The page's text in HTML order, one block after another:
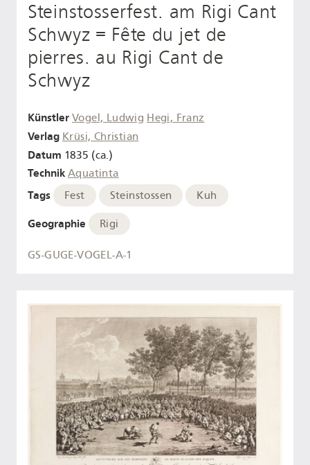
Steinstosserfest. am Rigi Cant
Schwyz = Fête du jet de
pierres. au Rigi Cant de
Schwyz
Künstler Vogel, Ludwig Hegi, Franz
Verlag Krüsi, Christian
Datum 1835 (ca.)
Technik Aquatinta
Tags Fest Steinstossen Kuh
Geographie Rigi
GS-GUGE-VOGEL-A-1